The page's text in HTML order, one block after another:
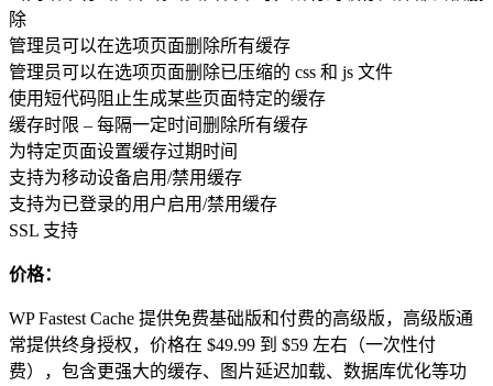
除
管理员可以在选项页面删除所有缓存
管理员可以在选项页面删除已压缩的 css 和 js 文件
使用短代码阻止生成某些页面特定的缓存
缓存时限 – 每隔一定时间删除所有缓存
为特定页面设置缓存过期时间
支持为移动设备启用/禁用缓存
支持为已登录的用户启用/禁用缓存
SSL 支持
价格：
WP Fastest Cache 提供免费基础版和付费的高级版，高级版通
常提供终身授权，价格在 $49.99 到 $59 左右（一次性付
费），包含更强大的缓存、图片延迟加载、数据库优化等功